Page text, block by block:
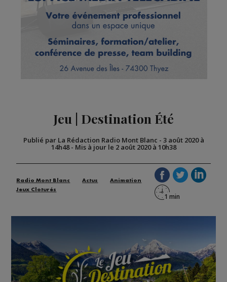
Jeu | Destination Été
Publié par La Rédaction Radio Mont Blanc - 3 août 2020 à
14h48- Mis à jour le 2 août 2020 à 10h38
Radio Mont Blanc Actus
Animation
Jeux Cloturés